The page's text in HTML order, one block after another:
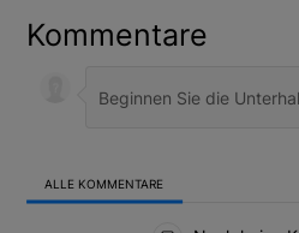
Kommentare
ALLE KOMMENTARE